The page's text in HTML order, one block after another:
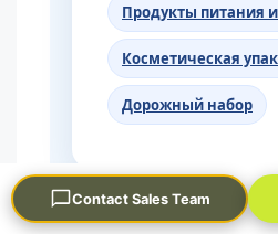
Продукты питания
Косметическая
Дорожный набор
Contact Sales Team